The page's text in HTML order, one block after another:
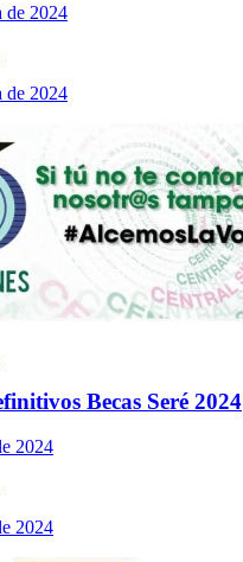
de 2024
de 2024
Becas Seré 2024
2024
2024